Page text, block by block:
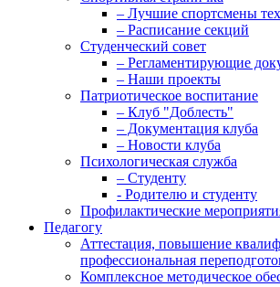
– Лучшие спортсмены
– Расписание секций
Студенческий совет
– Регламентирующие
– Наши проекты
Патриотическое воспитание
– Клуб "Доблесть"
– Документация клуба
– Новости клуба
Психологическая служба
– Студенту
- Родителю и студенту
Профилактические
Педагогу
Аттестация, повышение
профессиональная
Комплексное методическое